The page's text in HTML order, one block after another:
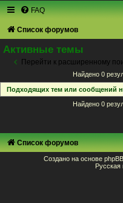
FAQ
Список форумов
Активные темы
Перейти к расширенному
Найдено 0
Подходящих тем или сообщений
Найдено 0
Список форумов
Создано на основе phpBB
Русская